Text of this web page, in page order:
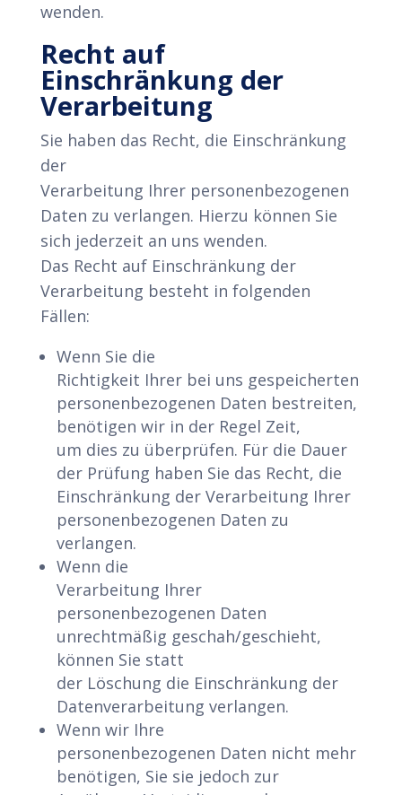
wenden.
Recht auf
Einschränkung der
Verarbeitung
Sie haben das Recht, die Einschränkung
der
Verarbeitung Ihrer personenbezogenen
Daten zu verlangen. Hierzu können Sie
sich jederzeit an uns wenden.
Das Recht auf Einschränkung der
Verarbeitung besteht in folgenden
Fällen:
Wenn Sie die
Richtigkeit Ihrer bei uns gespeicherten
personenbezogenen Daten bestreiten,
benötigen wir in der Regel Zeit,
um dies zu überprüfen. Für die Dauer
der Prüfung haben Sie das Recht, die
Einschränkung der Verarbeitung Ihrer
personenbezogenen Daten zu
verlangen.
Wenn die
Verarbeitung Ihrer
personenbezogenen Daten
unrechtmäßig geschah/geschieht,
können Sie statt
der Löschung die Einschränkung der
Datenverarbeitung verlangen.
Wenn wir Ihre
personenbezogenen Daten nicht mehr
benötigen, Sie sie jedoch zur